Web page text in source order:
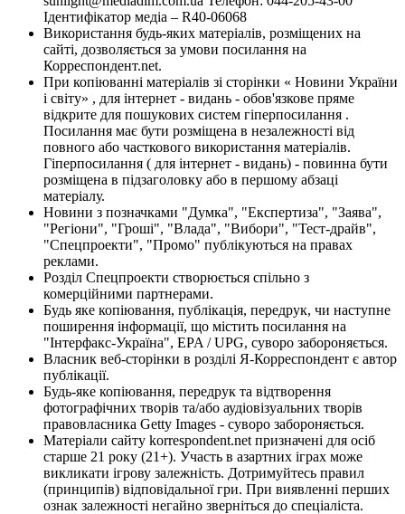
Ідентифікатор медіа – R40-06068
Використання будь-яких матеріалів, розміщених на
сайті, дозволяється за умови посилання на
Корреспондент.net.
При копіюванні матеріалів зі сторінки « Новини України
і світу» , для інтернет - видань - обов'язкове пряме
відкрите для пошукових систем гіперпосилання .
Посилання має бути розміщена в незалежності від
повного або часткового використання матеріалів.
Гіперпосилання ( для інтернет - видань) - повинна бути
розміщена в підзаголовку або в першому абзаці
матеріалу.
Новини з позначками "Думка", "Експертиза", "Заява",
"Регіони", "Гроші", "Влада", "Вибори", "Тест-драйв",
"Спецпроекти", "Промо" публікуються на правах
реклами.
Розділ Спецпроекти створюється спільно з
комерційними партнерами.
Будь яке копіювання, публікація, передрук, чи наступне
поширення інформації, що містить посилання на
"Інтерфакс-Україна", EPA / UPG, суворо забороняється.
Власник веб-сторінки в розділі Я-Корреспондент є автор
публікації.
Будь-яке копіювання, передрук та відтворення
фотографічних творів та/або аудіовізуальних творів
правовласника Getty Images - суворо забороняється.
Матеріали сайту korrespondent.net призначені для осіб
старше 21 року (21+). Участь в азартних іграх може
викликати ігрову залежність. Дотримуйтесь правил
(принципів) відповідальної гри. При виявленні перших
ознак залежності негайно зверніться до спеціаліста.